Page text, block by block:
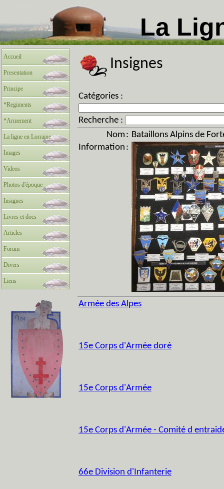
La
Accueil
Presentation
Principe
*Regiments
*Armement
La ligne en Lorraine
Images
Videos
Photos d'époque
Insignes
Livres et docs
Articles
Forum
Divers
Liens
Insignes
Catégories :
Recherche :
Nom : Bataillons Alpins de
Information :
Armée des Alpes
15e Corps d'Armée doré
15e Corps d'Armée
15e Corps d'Armée - Comité d
66e Division d'Infanterie